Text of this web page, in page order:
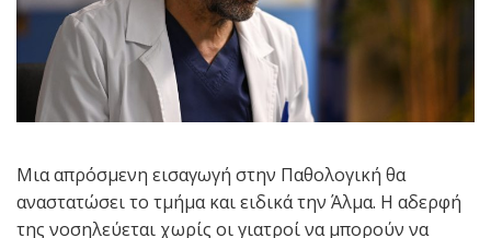
Μια απρόσμενη εισαγωγή στην Παθολογική θα
αναστατώσει το τμήμα και ειδικά την Άλμα. Η αδερφή
της νοσηλεύεται χωρίς οι γιατροί να μπορούν να